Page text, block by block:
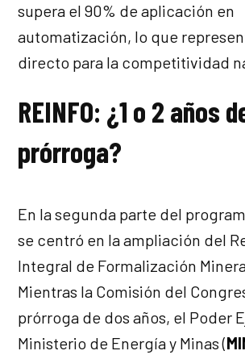
supera el 90% de aplicación en
automatización, lo que
directo para la competitividad
REINFO: ¿1 o 2 años
prórroga?
En la segunda parte del
se centró en la ampliación del
Integral de Formalización Minera
Mientras la Comisión del
prórroga de dos años, el Poder
Ministerio de Energía y Minas (